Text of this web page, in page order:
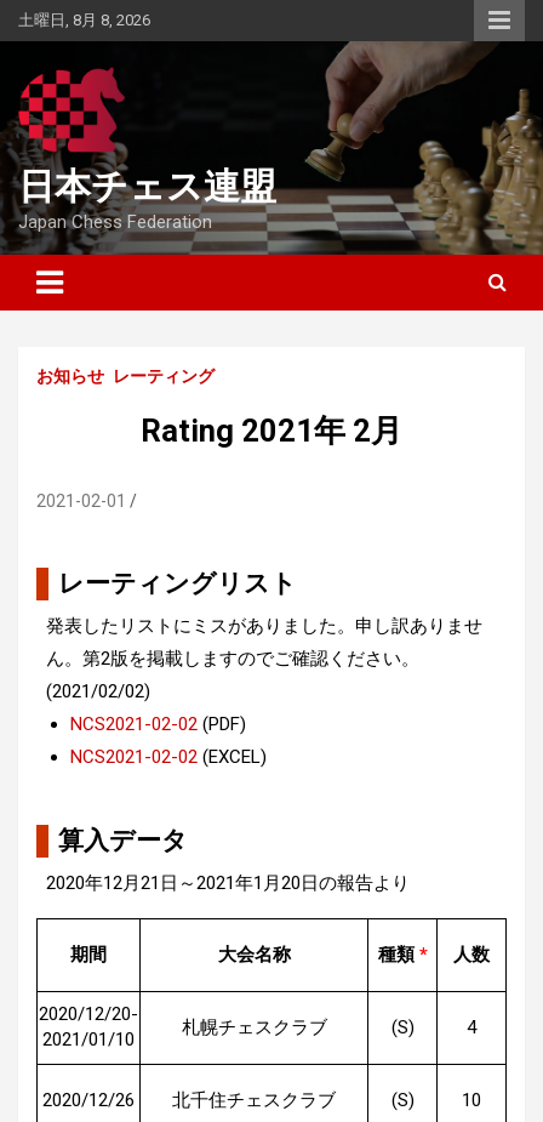
Skip
to
土曜日, 8月 8, 2026
日本チェス連盟
Japan Chess Federation
お知らせ レーティング
Rating 2021年 2月
2021-02-01
レーティングリスト
発表したリストにミスがありました。申し訳ありませ
ん。第2版を掲載しますのでご確認ください。
(2021/02/02)
NCS2021-02-02 (PDF)
NCS2021-02-02 (EXCEL)
算入データ
2020年12月21日～2021年1月20日の報告より
期間 大会名称 種類* 人数
2020/12/20-
2021/01/10
札幌チェスクラブ (S) 4
2020/12/26 北千住チェスクラブ (S) 10